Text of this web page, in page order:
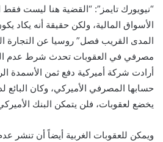
“نيويورك تايمز”: “القضية هنا ليست فقط
الأسواق المالية، ولكن حقيقة أنه يكاد
المدى القريب فصل” روسيا عن التجارة
مصرفي في العقوبات تحدث شرط عدم
أرادت شركة أميركية دفع ثمن الأسمدة
حسابها المصرفي الأميركي، وكان
يخضع لعقوبات، فلن يتمكن البنك
ويمكن للعقوبات الغربية أيضاً أن تنشر